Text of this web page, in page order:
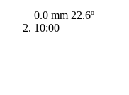
0.0 mm 22.6º
10:00